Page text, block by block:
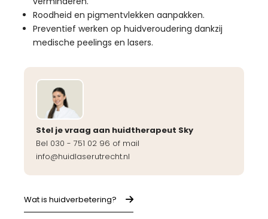
Roodheid en pigmentvlekken aanpakken.
Preventief werken op huidveroudering dankzij
medische peelings en lasers.
Stel je vraag aan huidtherapeut Sky
Bel 030 - 751 02 96 of mail
info@huidlaserutrecht.nl
Wat is huidverbetering?